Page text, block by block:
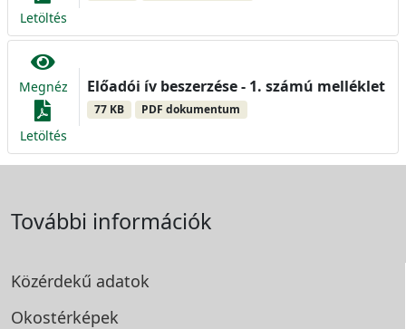
Letöltés
Megnéz
Letöltés
Előadói ív beszerzése - 1. számú melléklet
77 KB PDF dokumentum
További információk
Közérdekű adatok
Okostérképek